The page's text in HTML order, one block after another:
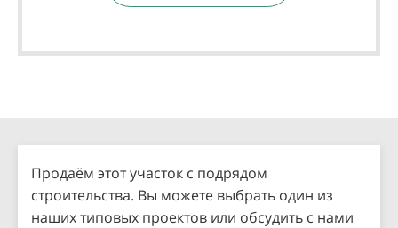
Продаём этот участок с подрядом
строительства. Вы можете выбрать один из
наших типовых проектов или обсудить с нами